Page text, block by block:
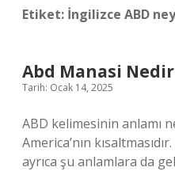
Etiket: İngilizce ABD
Abd Manasi Nedir
Tarih: Ocak 14, 2025
ABD kelimesinin anlamı
America’nın
ayrıca şu anlamlara da